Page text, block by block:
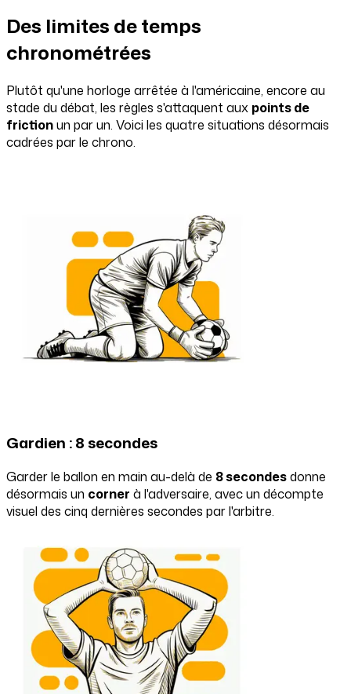
Des limites de temps
chronométrées
Plutôt qu'une horloge arrêtée à l'américaine, encore au
stade du débat, les règles s'attaquent aux points de
frictionun par un. Voici les quatre situations désormais
cadrées par le chrono.
Gardien : 8 secondes
Garder le ballon en main au-delà de 8 secondesdonne
désormais un corner à l'adversaire, avec un décompte
visuel des cinq dernières secondes par l'arbitre.